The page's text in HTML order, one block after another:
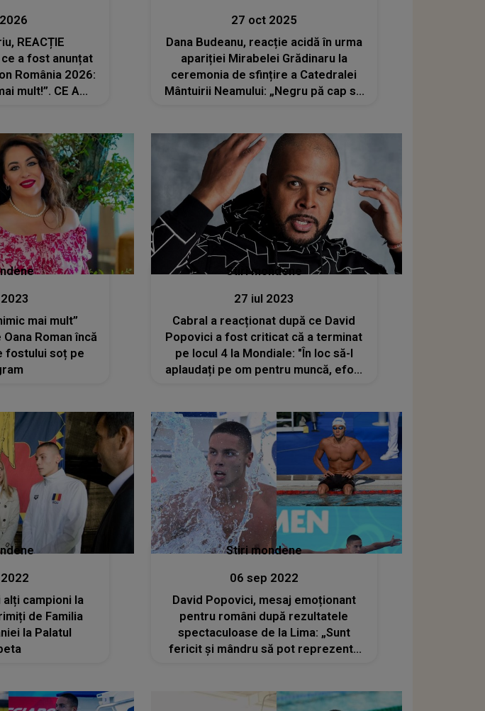
REACȚIE
ce a fost anunțat
România 2026:
mult!”. CE A
ar concura”
27 oct 2025
Dana Budeanu, reacție acidă în urma
apariției Mirabelei Grădinaru la
ceremonia de sfințire a Catedralei
Mântuirii Neamului: „Negru pă cap se
mai mult”
Roman încă
fostului soț pe
Stiri mondene
27 iul 2023
Cabral a reacționat după ce David
Popovici a fost criticat că a terminat
pe locul 4 la Mondiale: "În loc să-l
aplaudați pe om pentru muncă, efort
campioni la
de Familia
la Palatul
Stiri mondene
06 sep 2022
David Popovici, mesaj emoționant
pentru români după rezultatele
spectaculoase de la Lima: „Sunt
fericit şi mândru să pot reprezenta